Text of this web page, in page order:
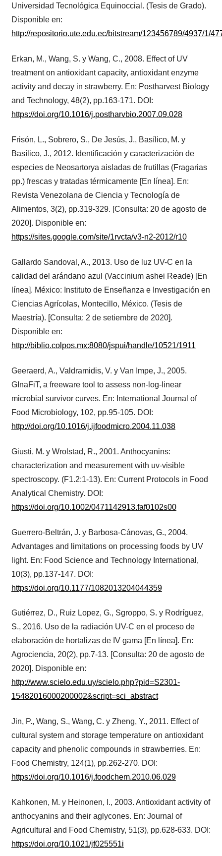
Universidad Tecnológica Equinoccial. (Tesis de Grado).
Disponible en:
http://repositorio.ute.edu.ec/bitstream/123456789/4937/1/
Erkan, M., Wang, S. y Wang, C., 2008. Effect of UV
treatment on antioxidant capacity, antioxidant enzyme
activity and decay in strawberry. En: Postharvest Biology
and Technology, 48(2), pp.163-171. DOI:
https://doi.org/10.1016/j.postharvbio.2007.09.028
Frisón, L., Sobrero, S., De Jesús, J., Basílico, M. y
Basílico, J., 2012. Identificación y caracterización de
especies de Neosartorya aisladas de frutillas (Fragarias
pp.) frescas y tratadas térmicamente [En línea]. En:
Revista Venezolana de Ciencia y Tecnología de
Alimentos, 3(2), pp.319-329. [Consulta: 20 de agosto de
2020]. Disponible en:
https://sites.google.com/site/1rvcta/v3-n2-2012/r10
Gallardo Sandoval, A., 2013. Uso de luz UV-C en la
calidad del arándano azul (Vaccinium ashei Reade) [En
línea]. México: Instituto de Enseñanza e Investigación en
Ciencias Agrícolas, Montecillo, México. (Tesis de
Maestría). [Consulta: 2 de setiembre de 2020].
Disponible en:
http://biblio.colpos.mx:8080/jspui/handle/10521/1911
Geeraerd, A., Valdramidis, V. y Van Impe, J., 2005.
GInaFiT, a freeware tool to assess non-log-linear
microbial survivor curves. En: International Journal of
Food Microbiology, 102, pp.95-105. DOI:
http://doi.org/10.1016/j.ijfoodmicro.2004.11.038
Giusti, M. y Wrolstad, R., 2001. Anthocyanins:
characterization and measurement with uv-visible
spectroscopy. (F1.2:1-13). En: Current Protocols in Food
Analytical Chemistry. DOI:
https://doi.org/10.1002/0471142913.faf0102s00
Guerrero-Beltrán, J. y Barbosa-Cánovas, G., 2004.
Advantages and limitations on processing foods by UV
light. En: Food Science and Technology International,
10(3), pp.137-147. DOI:
https://doi.org/10.1177/1082013204044359
Gutiérrez, D., Ruiz Lopez, G., Sgroppo, S. y Rodríguez,
S., 2016. Uso de la radiación UV-C en el proceso de
elaboración de hortalizas de IV gama [En línea]. En:
Agrociencia, 20(2), pp.7-13. [Consulta: 20 de agosto de
2020]. Disponible en:
http://www.scielo.edu.uy/scielo.php?pid=S2301-
15482016000200002&script=sci_abstract
Jin, P., Wang, S., Wang, C. y Zheng, Y., 2011. Effect of
cultural system and storage temperature on antioxidant
capacity and phenolic compounds in strawberries. En:
Food Chemistry, 124(1), pp.262-270. DOI:
https://doi.org/10.1016/j.foodchem.2010.06.029
Kahkonen, M. y Heinonen, I., 2003. Antioxidant activity of
anthocyanins and their aglycones. En: Journal of
Agricultural and Food Chemistry, 51(3), pp.628-633. DOI:
https://doi.org/10.1021/jf025551i